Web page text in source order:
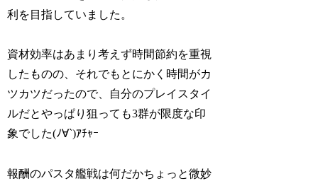
利を目指していました。
資材効率はあまり考えず時間節約を重視
したものの、それでもとにかく時間がカ
ツカツだったので、自分のプレイスタイ
ルだとやっぱり狙っても3群が限度な印
象でした(ﾉ∀`)ｱﾁｬｰ
報酬のパスタ艦戦は何だかちょっと微妙